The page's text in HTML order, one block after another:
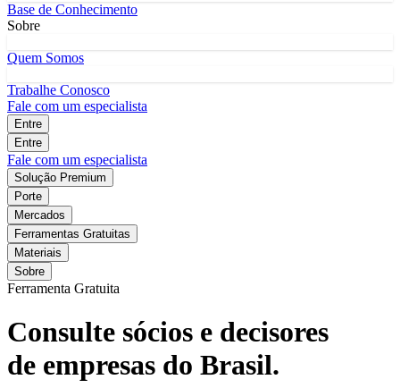
Base de Conhecimento
Sobre
Quem Somos
Trabalhe Conosco
Fale com um especialista
Entre
Entre
Fale com um especialista
Solução Premium
Porte
Mercados
Ferramentas Gratuitas
Materiais
Sobre
Ferramenta Gratuita
Consulte sócios e decisores
de empresas do Brasil.